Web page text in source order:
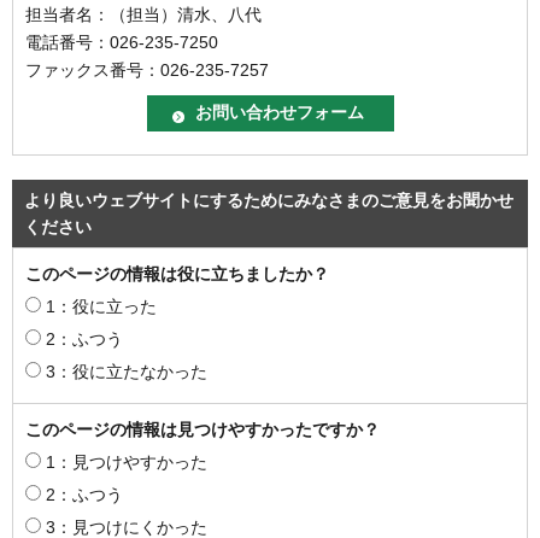
担当者名：（担当）清水、八代
電話番号：026-235-7250
ファックス番号：026-235-7257
より良いウェブサイトにするためにみなさまのご意見をお聞かせ
ください
このページの情報は役に立ちましたか？
1：役に立った
2：ふつう
3：役に立たなかった
このページの情報は見つけやすかったですか？
1：見つけやすかった
2：ふつう
3：見つけにくかった